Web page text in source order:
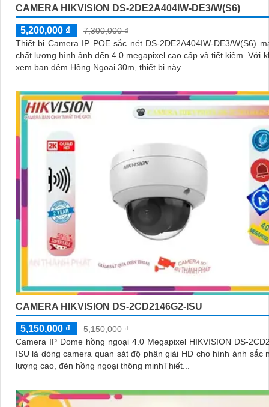
CAMERA HIKVISION DS-2DE2A404IW-DE3/W(S6)
5,200,000 ₫
7,300,000 ₫
Thiết bị Camera IP POE sắc nét DS-2DE2A404IW-DE3/W(S6)
chất lượng hình ảnh đến 4.0 megapixel cao cấp và tiết kiệm. Với khả năng
xem ban đêm Hồng Ngoại 30m, thiết bị này...
CAMERA HIKVISION DS-2CD2146G2-ISU
5,150,000 ₫
5,150,000 ₫
Camera IP Dome hồng ngoại 4.0 Megapixel HIKVISION DS-
ISU là dòng camera quan sát độ phân giải HD cho hình ảnh sắc nét, chất
lượng cao, đèn hồng ngoại thông minhThiết...